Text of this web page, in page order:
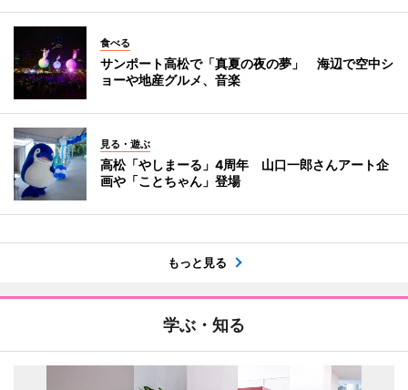
食べる
サンポート高松で「真夏の夜の夢」 海辺で空中シ
ョーや地産グルメ、音楽
見る・遊ぶ
高松「やしまーる」4周年 山口一郎さんアート企
画や「ことちゃん」登場
もっと見る
学ぶ・知る